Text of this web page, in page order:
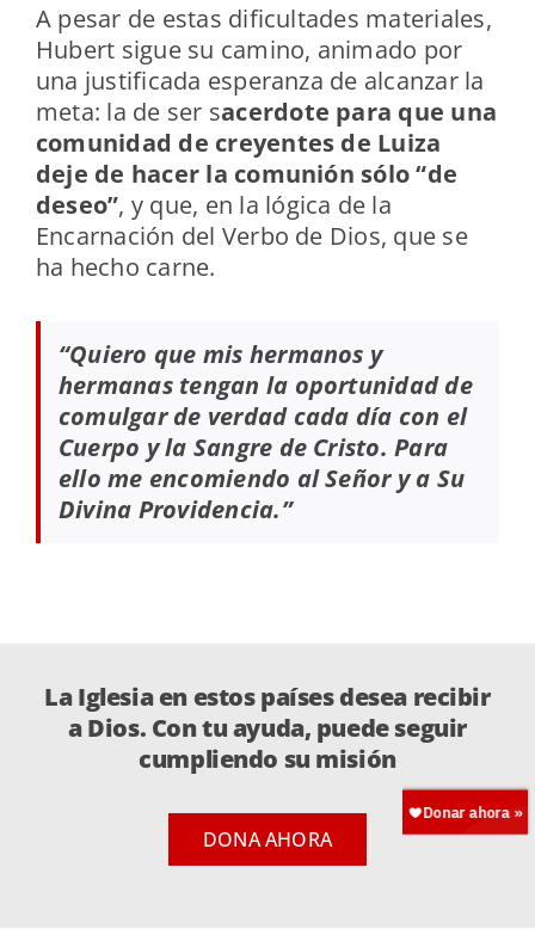
A pesar de estas dificultades materiales,
Hubert sigue su camino, animado por
una justificada esperanza de alcanzar la
meta: la de ser sacerdote para que una
comunidad de creyentes de Luiza
deje de hacer la comunión sólo “de
deseo”, y que, en la lógica de la
Encarnación del Verbo de Dios, que se
ha hecho carne.
“Quiero que mis hermanos y
hermanas tengan la oportunidad de
comulgar de verdad cada día con el
Cuerpo y la Sangre de Cristo. Para
ello me encomiendo al Señor y a Su
Divina Providencia.”
La Iglesia en estos países desea recibir
a Dios. Con tu ayuda, puede seguir
cumpliendo su misión
DONA AHORA